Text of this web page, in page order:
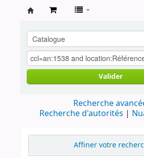
contestataires
Valider
Recherche
Recherche d'autorités
Affiner votre